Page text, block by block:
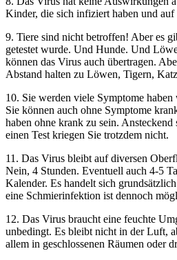
Kinder, die sich infiziert haben und auf
9. Tiere sind nicht betroffen! Aber es
getestet wurde. Und Hunde. Und
können das Virus auch übertragen.
Abstand halten zu Löwen, Tigern,
10. Sie werden viele Symptome
Sie können auch ohne Symptome
haben ohne krank zu sein.
einen Test kriegen Sie trotzdem nicht.
11. Das Virus bleibt auf diversen
Nein, 4 Stunden. Eventuell auch 4-5
Kalender. Es handelt sich
eine Schmierinfektion ist dennoch
12. Das Virus braucht eine feuchte
unbedingt. Es bleibt nicht in der Luft,
allem in geschlossenen Räumen oder